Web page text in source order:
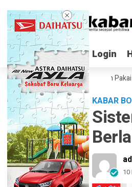
Login
Login
Indonesia Sudah Pakai AI,
KABAR
10